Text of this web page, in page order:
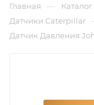
Главная — Каталог
Датчики Caterpillar
Датчик Давления